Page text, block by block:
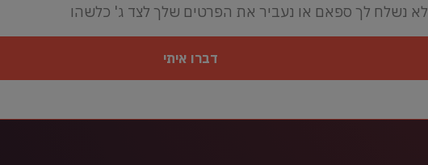
לא נשלח לך ספאם או נעביר את הפרטים שלך לצד ג' כלשהו
דברו איתי